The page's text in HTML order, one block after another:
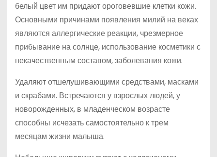
белый цвет им придают ороговевшие клетки кожи.
Основными причинами появления милий на веках
являются аллергические реакции, чрезмерное
прибывание на солнце, использование косметики с
некачественным составом, заболевания кожи.
Удаляют отшелушивающими средствами, масками
и скрабами. Встречаются у взрослых людей, у
новорожденных, в младенческом возрасте
способны исчезать самостоятельно к трем
месяцам жизни малыша.